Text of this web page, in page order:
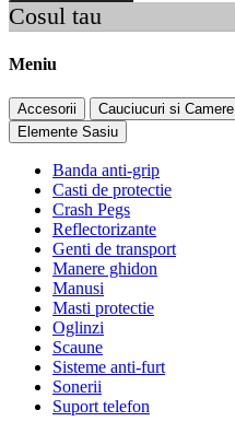
Cosul tau
Meniu
Accesorii Cauciucuri si Camere
Elemente Sasiu
Banda anti-grip
Casti de protectie
Crash Pegs
Reflectorizante
Genti de transport
Manere ghidon
Manusi
Masti protectie
Oglinzi
Scaune
Sisteme anti-furt
Sonerii
Suport telefon